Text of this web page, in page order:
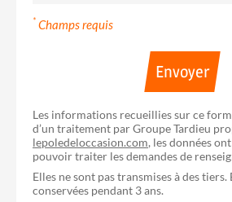
* Champs requis
Envoyer
Les informations recueillies sur ce
d’un traitement par Groupe Tardieu
lepoledeloccasion.com, les données
pouvoir traiter les demandes de
Elles ne sont pas transmises à des tiers.
conservées pendant 3 ans.